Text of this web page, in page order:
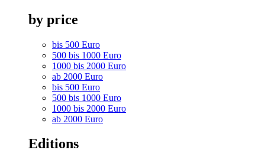
by price
bis 500 Euro
500 bis 1000 Euro
1000 bis 2000 Euro
ab 2000 Euro
bis 500 Euro
500 bis 1000 Euro
1000 bis 2000 Euro
ab 2000 Euro
Editions